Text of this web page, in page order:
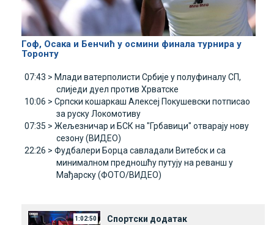
Гоф, Осака и Бенчић у осмини финала турнира у
Торонту
07:43 > Млади ватерполисти Србије у полуфиналу СП,
слиједи дуел против Хрватске
10:06 > Српски кошаркаш Алексеј Покушевски потписао
за руску Локомотиву
07:35 > Жељезничар и БСК на "Грбавици" отварају нову
сезону (ВИДЕО)
22:26 > Фудбалери Борца савладали Витебск и са
минималном предношћу путују на реванш у
Мађарску (ФОТО/ВИДЕО)
1:02:50
Спортски додатак